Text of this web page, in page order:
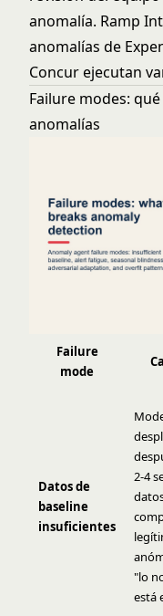
anomalía. Ramp
anomalías de
Concur ejecutan
Failure modes:
anomalías
Failure
mode
Datos de
baseline
insuficientes
2-4
"lo
está